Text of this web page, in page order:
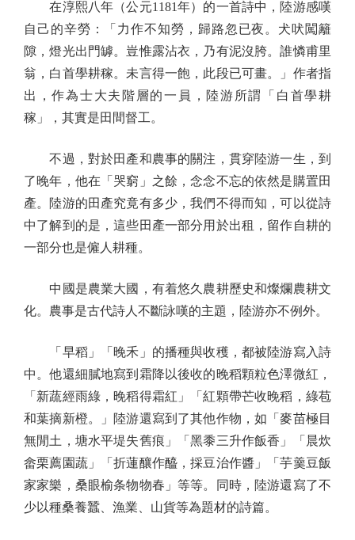
在淳熙八年（公元1181年）的一首詩中，陸游感嘆
自己的辛勞：「力作不知勞，歸路忽已夜。犬吠闖籬
隙，燈光出門罅。豈惟露沾衣，乃有泥沒胯。誰憐甫里
翁，白首學耕稼。未言得一飽，此段已可畫。」作者指
出，作為士大夫階層的一員，陸游所謂「白首學耕
稼」，其實是田間督工。
不過，對於田產和農事的關注，貫穿陸游一生，到
了晚年，他在「哭窮」之餘，念念不忘的依然是購置田
產。陸游的田產究竟有多少，我們不得而知，可以從詩
中了解到的是，這些田產一部分用於出租，留作自耕的
一部分也是僱人耕種。
中國是農業大國，有着悠久農耕歷史和燦爛農耕文
化。農事是古代詩人不斷詠嘆的主題，陸游亦不例外。
「早稻」「晚禾」的播種與收穫，都被陸游寫入詩
中。他還細膩地寫到霜降以後收的晚稻顆粒色澤微紅，
「新蔬經雨綠，晚稻得霜紅」「紅顆帶芒收晚稻，綠苞
和葉摘新橙。」陸游還寫到了其他作物，如「麥苗極目
無閒土，塘水平堤失舊痕」「黑黍三升作飯香」「晨炊
畲栗薦園蔬」「折蓮釀作醯，採豆治作醬」「芋羹豆飯
家家樂，桑眼榆条物物春」等等。同時，陸游還寫了不
少以種桑養蠶、漁業、山貨等為題材的詩篇。